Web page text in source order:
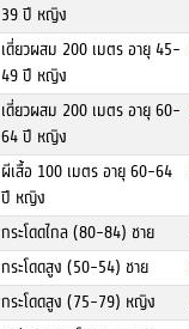
39 ปี หญิง
เดี่ยวผสม 200 เมตร อายุ 45-
49 ปี หญิง
เดี่ยวผสม 200 เมตร อายุ 60-
64 ปี หญิง
ผีเสื้อ 100 เมตร อายุ 60-64
ปี หญิง
กระโดดไกล (80-84) ชาย
กระโดดสูง (50-54) ชาย
กระโดดสูง (75-79) หญิง